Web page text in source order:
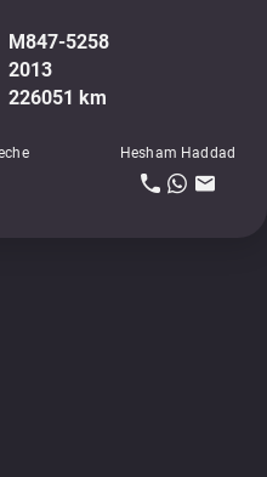
M847-5258
2013
226051 km
Hesham Haddad